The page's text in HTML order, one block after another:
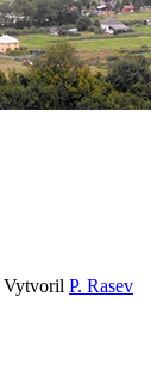
Vytvoril P. Rasev